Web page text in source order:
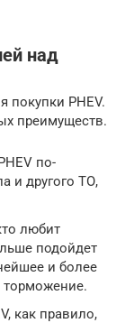
над
покупки PHEV.
преимуществ.
по-
и другого ТО,
любит
подойдет
и более
торможение.
как правило,